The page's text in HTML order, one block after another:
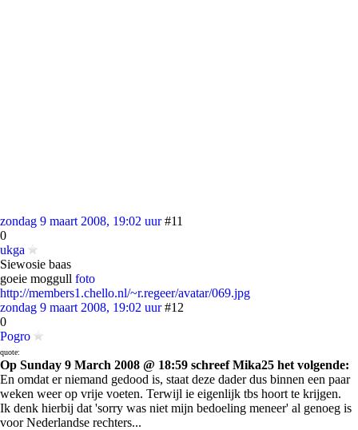
zondag 9 maart 2008, 19:02 uur #11
0
ukga
Siewosie baas
goeie moggull foto
http://members1.chello.nl/~r.regeer/avatar/069.jpg
zondag 9 maart 2008, 19:02 uur #12
0
Pogro
quote:
Op Sunday 9 March 2008 @ 18:59 schreef Mika25 het volgende:
En omdat er niemand gedood is, staat deze dader dus binnen een paar
weken weer op vrije voeten. Terwijl ie eigenlijk tbs hoort te krijgen.
Ik denk hierbij dat 'sorry was niet mijn bedoeling meneer' al genoeg is
voor Nederlandse rechters...